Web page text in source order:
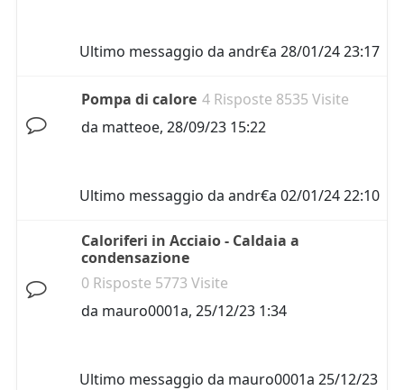
Ultimo messaggio da andr€a 28/01/24 23:17
Pompa di calore 4 Risposte 8535 Visite
da matteoe, 28/09/23 15:22
Ultimo messaggio da andr€a 02/01/24 22:10
Caloriferi in Acciaio - Caldaia a
condensazione
0 Risposte 5773 Visite
da mauro0001a, 25/12/23 1:34
Ultimo messaggio da mauro0001a 25/12/23